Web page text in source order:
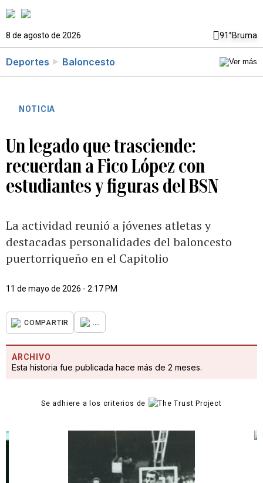
8 de agosto de 2026 91°Bruma
Deportes Baloncesto
NOTICIA
Un legado que trasciende:
recuerdan a Fico López con
estudiantes y figuras del BSN
La actividad reunió a jóvenes atletas y
destacadas personalidades del baloncesto
puertorriqueño en el Capitolio
11 de mayo de 2026 - 2:17 PM
COMPARTIR ...
ARCHIVO
Esta historia fue publicada hace más de 2 meses.
Se adhiere a los criterios de